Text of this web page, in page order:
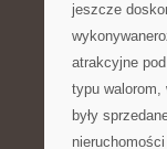
jeszcze
atrakcyjne
typu walorom,
były